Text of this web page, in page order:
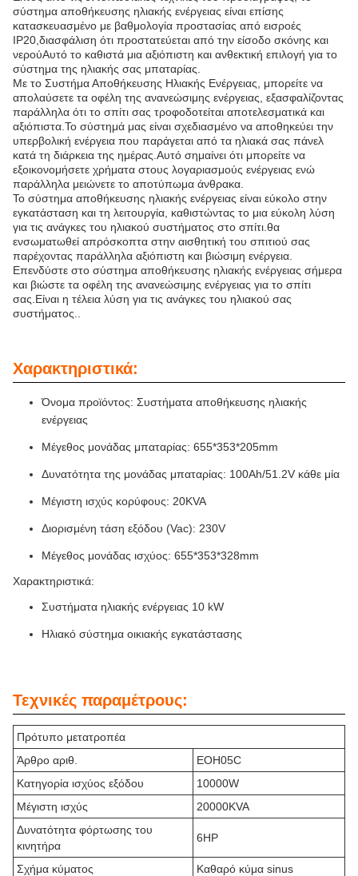
σύστημα αποθήκευσης ηλιακής ενέργειας είναι επίσης
κατασκευασμένο με βαθμολογία προστασίας από εισροές
IP20,διασφάλιση ότι προστατεύεται από την είσοδο σκόνης και
νερούΑυτό το καθιστά μια αξιόπιστη και ανθεκτική επιλογή για το
σύστημα της ηλιακής σας μπαταρίας.
Με το Συστήμα Αποθήκευσης Ηλιακής Ενέργειας, μπορείτε να
απολαύσετε τα οφέλη της ανανεώσιμης ενέργειας, εξασφαλίζοντας
παράλληλα ότι το σπίτι σας τροφοδοτείται αποτελεσματικά και
αξιόπιστα.Το σύστημά μας είναι σχεδιασμένο να αποθηκεύει την
υπερβολική ενέργεια που παράγεται από τα ηλιακά σας πάνελ
κατά τη διάρκεια της ημέρας.Αυτό σημαίνει ότι μπορείτε να
εξοικονομήσετε χρήματα στους λογαριασμούς ενέργειας ενώ
παράλληλα μειώνετε το αποτύπωμα άνθρακα.
Το σύστημα αποθήκευσης ηλιακής ενέργειας είναι εύκολο στην
εγκατάσταση και τη λειτουργία, καθιστώντας το μια εύκολη λύση
για τις ανάγκες του ηλιακού συστήματος στο σπίτι.θα
ενσωματωθεί απρόσκοπτα στην αισθητική του σπιτιού σας
παρέχοντας παράλληλα αξιόπιστη και βιώσιμη ενέργεια.
Επενδύστε στο σύστημα αποθήκευσης ηλιακής ενέργειας σήμερα
και βιώστε τα οφέλη της ανανεώσιμης ενέργειας για το σπίτι
σας.Είναι η τέλεια λύση για τις ανάγκες του ηλιακού σας
συστήματος..
Χαρακτηριστικά:
Όνομα προϊόντος: Συστήματα αποθήκευσης ηλιακής
ενέργειας
Μέγεθος μονάδας μπαταρίας: 655*353*205mm
Δυνατότητα της μονάδας μπαταρίας: 100Ah/51.2V κάθε μία
Μέγιστη ισχύς κορύφους: 20KVA
Διορισμένη τάση εξόδου (Vac): 230V
Μέγεθος μονάδας ισχύος: 655*353*328mm
Χαρακτηριστικά:
Συστήματα ηλιακής ενέργειας 10 kW
Ηλιακό σύστημα οικιακής εγκατάστασης
Τεχνικές παραμέτρους:
Πρότυπο μετατροπέα
Άρθρο αριθ.
EOH05C
Κατηγορία ισχύος εξόδου
10000W
Μέγιστη ισχύς
20000KVA
Δυνατότητα φόρτωσης του
κινητήρα
6HP
Σχήμα κύματος
Καθαρό κύμα sinus